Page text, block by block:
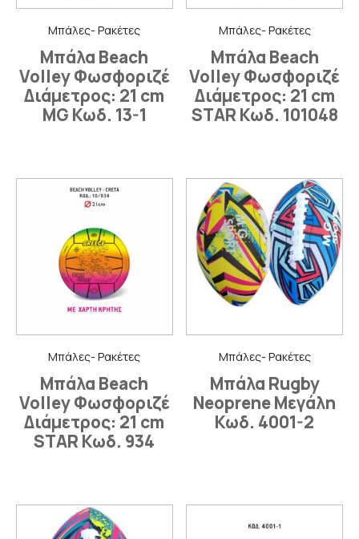
Μπάλες- Ρακέτες
Μπάλα Beach
Volley Φωσφοριζέ
Διάμετρος: 21 cm
MG Κωδ. 13-1
Μπάλες- Ρακέτες
Μπάλα Beach
Volley Φωσφοριζέ
Διάμετρος: 21 cm
STAR Κωδ. 101048
Μπάλες- Ρακέτες
Μπάλα Beach
Volley Φωσφοριζέ
Διάμετρος: 21 cm
STAR Κωδ. 934
Μπάλες- Ρακέτες
Μπάλα Rugby
Neoprene Μεγάλη
Κωδ. 4001-2